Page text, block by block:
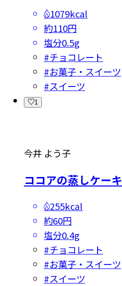
1079kcal
約110円
塩分0.5g
#チョコレート
#お菓子・スイーツ
#スイーツ
1
今井 よう子
ココアの蒸しケーキ
255kcal
約60円
塩分0.4g
#チョコレート
#お菓子・スイーツ
#スイーツ